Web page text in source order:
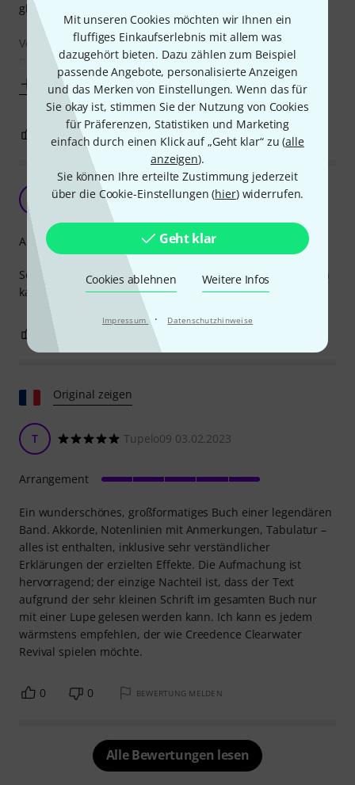
Mit unseren Cookies möchten wir Ihnen ein
fluffiges Einkaufserlebnis mit allem was
dazugehört bieten. Dazu zählen zum Beispiel
passende Angebote, personalisierte Anzeigen
und das Merken von Einstellungen. Wenn das für
Sie okay ist, stimmen Sie der Nutzung von Cookies
für Präferenzen, Statistiken und Marketing
einfach durch einen Klick auf „Geht klar“ zu (alle
anzeigen).
Sie können Ihre erteilte Zustimmung jederzeit
über die Cookie-Einstellungen (hier) widerrufen.
Geht klar
Cookies ablehnen Weitere Infos
Impressum · Datenschutzhinweise
gleich ;-) )
Von daher alles erstmal prima. Wenn man es allerdings
Mehr anzeigen
0
Ab geht die Post...
Schöne Zusammenstellung mit Noten und Tabulatur. Üben
kann das Buch nicht abnehmen. ;-)
Arrangement
BEWERTUNG MELDEN
Original zeigen
T Tupelo09 03.02.2023
Ein wunderschönes, großformatiges Buch einer legendären
Band. Akkorde, Notenlinien mit Anmerkungen, Tabulatur –
alles ist enthalten, inklusive sehr verständlicher
Erklärungen der erzielten Effekte. Die Aufmachung ist
hervorragend; der einzige Nachteil ist, dass der Text
aufgrund der sehr kleinen Schrift im gesamten Buch nur
mit einer Lupe gelesen werden kann. Ich kann es jedem
wärmstens empfehlen, der wie Creedence Clearwater
Revival spielen möchte.
Arrangement
0 0 BEWERTUNG MELDEN
Alle Bewertungen lesen